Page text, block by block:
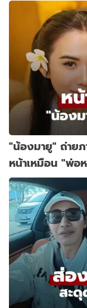
"น้องมายู" ถ่าย
หน้าเหมือน "พ่อ